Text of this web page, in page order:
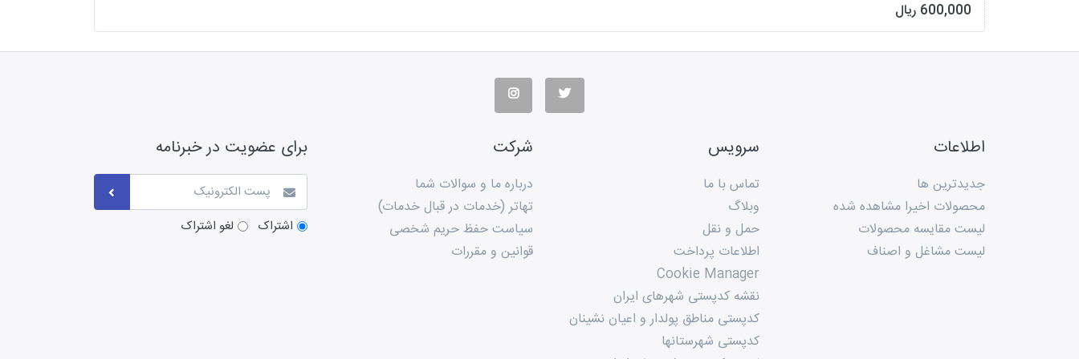
600,000 ریال
اطلاعات
جدیدترین ها
محصولات اخیرا مشاهده شده
لیست مقایسه محصولات
لیست مشاغل و اصناف
سرویس
تماس با ما
وبلاگ
حمل و نقل
اطلاعات پرداخت
Cookie Manager
نقشه کدپستی شهرهای ایران
کدپستی مناطق پولدار و اعیان نشینان
کدپستی شهرستانها
شرکت
درباره ما و سوالات شما
تهاتر (خدمات در قبال خدمات)
سیاست حفظ حریم شخصی
قوانین و مقررات
برای عضویت در خبرنامه
اشتراک لغو اشتراک